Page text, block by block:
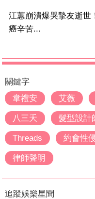
江蕙崩潰爆哭摯友逝
癌辛苦...
關鍵字
韋禮安
艾薇
八三夭 髮型設計
Threads 約會性
律師聲明
追蹤娛樂星聞